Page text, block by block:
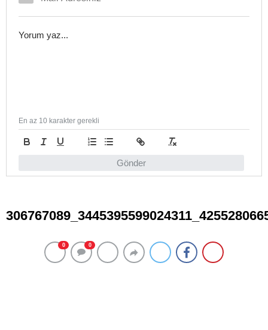
Gönder
En az 10 karakter gerekli
0 0